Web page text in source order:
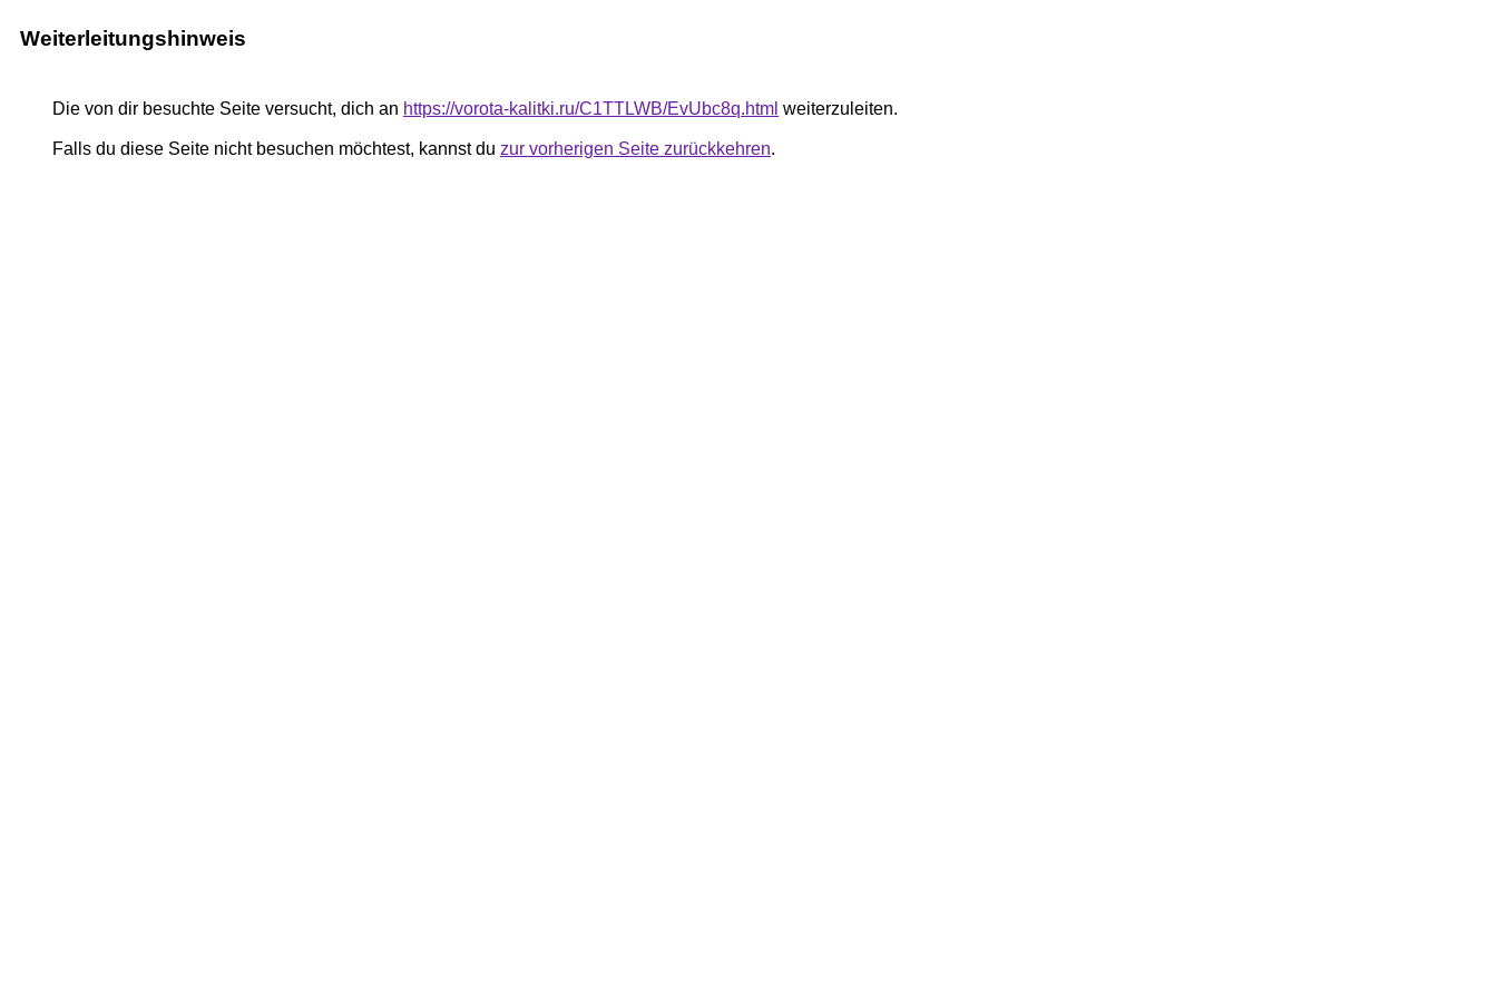
Weiterleitungshinweis
Die von dir besuchte Seite versucht, dich an https://vorota-kalitki.ru/C1TTLWB/EvUbc8q.html weiterzuleiten.
Falls du diese Seite nicht besuchen möchtest, kannst du zur vorherigen Seite zurückkehren.